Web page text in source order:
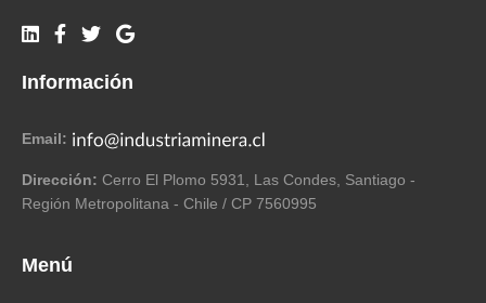
Información
Email:
Dirección: Cerro El Plomo 5931, Las Condes, Santiago -
Región Metropolitana - Chile / CP 7560995
Menú